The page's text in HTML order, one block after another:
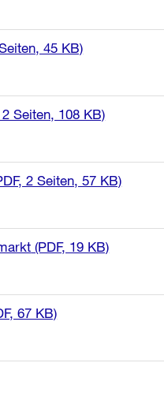
45 KB)
2 Seiten, 108 KB)
2 Seiten, 57 KB)
(PDF, 19 KB)
67 KB)